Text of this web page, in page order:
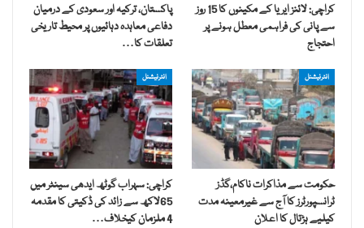
کراچی: لائنز ایریا کے مکینوں کا 15 روز
سے پانی کی فراہمی معطل ہونے پر
احتجاج
پاکستان، ترکیہ اور سعودی کے درمیان
دفاعی معاہدہ دہائیوں پر محیط تاریخی
تعلقات کا…
انٹرنیشنل
حکومت سے مذاکرات ناکام،گڈز
ٹرانسپورٹرز کا آج سے غیرمعینہ مدت
کیلیے ہڑتال کا اعلان
انٹرنیشنل
کراچی: سہراب گوٹھ ایدھی سینٹر میں
65لاکھ سے زائد کی ڈکیتی کا مقدمہ
4 ملزمان کیخلاف…